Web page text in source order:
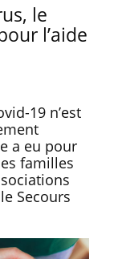
le
l’aide
19 n’est
a eu pour
familles
Secours